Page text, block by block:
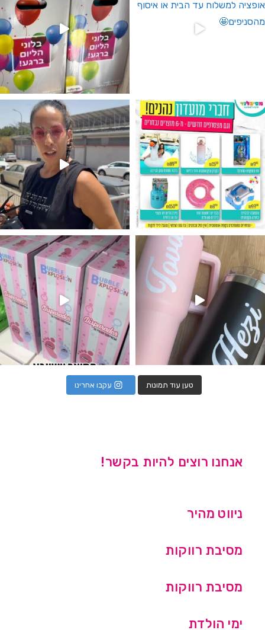
מין העובר רק במסיבלנד !! קיים
מטף לגילוי מין העובר חזר למלא
טען עוד תמונות עקבו אחרינו
אנחנו רוצים להיות בקשר!
ניווט מהיר
מסיבת רווקות
מסיבת רווקות
ימי הולדת